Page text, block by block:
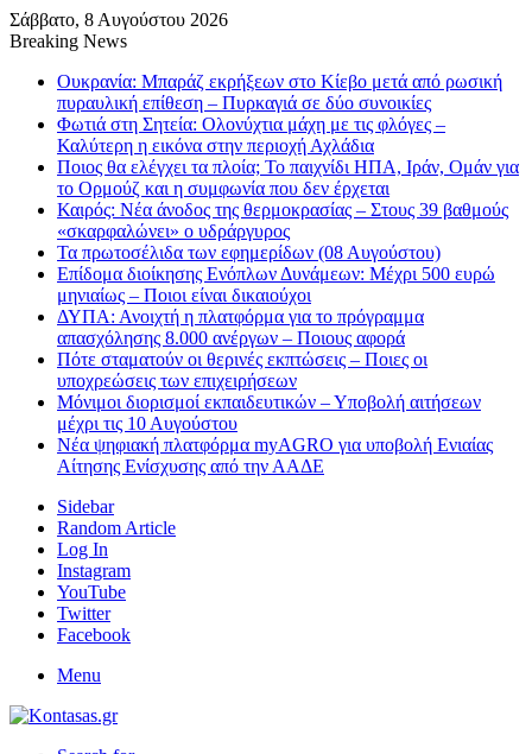
Σάββατο, 8 Αυγούστου 2026
Breaking News
Ουκρανία: Μπαράζ εκρήξεων στο Κίεβο μετά από ρωσική
πυραυλική επίθεση – Πυρκαγιά σε δύο συνοικίες
Φωτιά στη Σητεία: Ολονύχτια μάχη με τις φλόγες –
Καλύτερη η εικόνα στην περιοχή Αχλάδια
Ποιος θα ελέγχει τα πλοία; Το παιχνίδι ΗΠΑ, Ιράν, Ομάν για
το Ορμούζ και η συμφωνία που δεν έρχεται
Καιρός: Νέα άνοδος της θερμοκρασίας – Στους 39 βαθμούς
«σκαρφαλώνει» ο υδράργυρος
Τα πρωτοσέλιδα των εφημερίδων (08 Αυγούστου)
Επίδομα διοίκησης Ενόπλων Δυνάμεων: Μέχρι 500 ευρώ
μηνιαίως – Ποιοι είναι δικαιούχοι
ΔΥΠΑ: Ανοιχτή η πλατφόρμα για το πρόγραμμα
απασχόλησης 8.000 ανέργων – Ποιους αφορά
Πότε σταματούν οι θερινές εκπτώσεις – Ποιες οι
υποχρεώσεις των επιχειρήσεων
Μόνιμοι διορισμοί εκπαιδευτικών – Υποβολή αιτήσεων
μέχρι τις 10 Αυγούστου
Νέα ψηφιακή πλατφόρμα myAGRO για υποβολή Ενιαίας
Αίτησης Ενίσχυσης από την ΑΑΔΕ
Sidebar
Random Article
Log In
Instagram
YouTube
Twitter
Facebook
Menu